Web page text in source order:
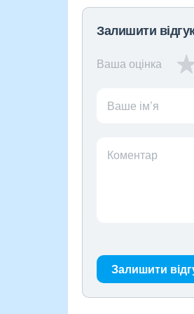
Залишити
Ваша оцінка
Ваше ім’я
Коментар
Залишити